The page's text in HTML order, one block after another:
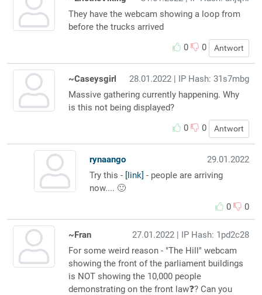
They have the webcam showing a loop from
before the trucks arrived
0
0 Antwort
28.01.2022 | IP Hash: 31s7mbg
~Caseysgirl
Massive gathering currently happening. Why
is this not being displayed?
0
0 Antwort
29.01.2022
rynaango
Try this - [link] - people are arriving
now.... 🙂
0
0
27.01.2022 | IP Hash: 1pd2c28
~Fran
For some weird reason - "The Hill" webcam
showing the front of the parliament buildings
is NOT showing the 10,000 people
demonstrating on the front law❓️? Can you